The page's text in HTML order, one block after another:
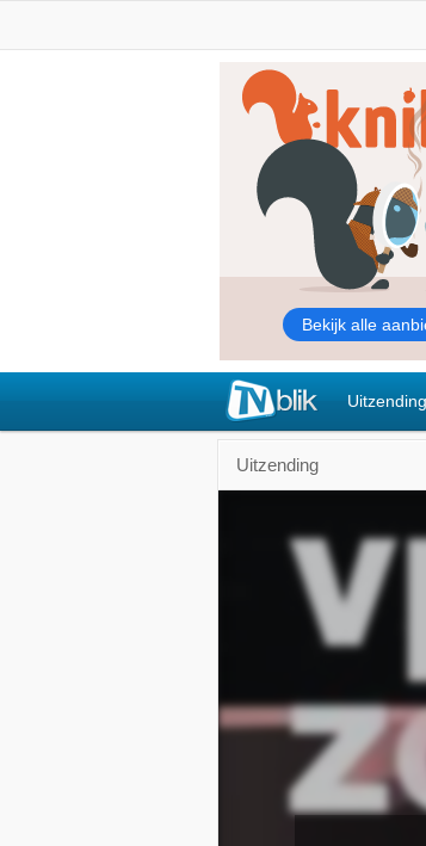
Uitzending